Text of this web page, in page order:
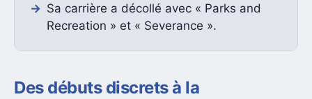
Sa carrière a décollé avec « Parks and
Recreation » et « Severance ».
Des débuts discrets à la